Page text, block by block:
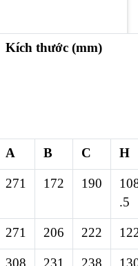
Kích thước (mm)
A B C H
271 172 190
.5
271 206 222
308 231 238